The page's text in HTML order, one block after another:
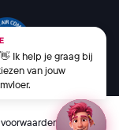
|
Ik help je graag bij
van jouw